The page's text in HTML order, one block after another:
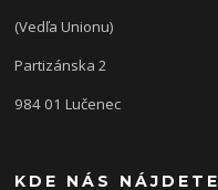
(Vedľa Unionu)
Partizánska 2
984 01 Lučenec
KDE NÁS NÁJDETE